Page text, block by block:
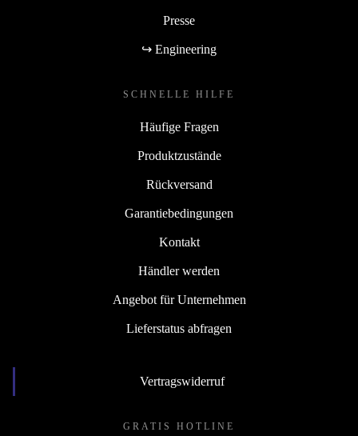
Presse
↪ Engineering
SCHNELLE HILFE
Häufige Fragen
Produktzustände
Rückversand
Garantiebedingungen
Kontakt
Händler werden
Angebot für Unternehmen
Lieferstatus abfragen
Vertragswiderruf
GRATIS HOTLINE